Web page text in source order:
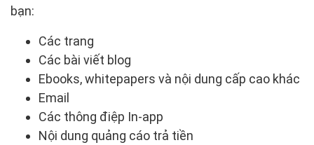
bạn:
Các trang
Các bài viết blog
Ebooks, whitepapers và nội dung cấp cao khác
Email
Các thông điệp In-app
Nội dung quảng cáo trả tiền